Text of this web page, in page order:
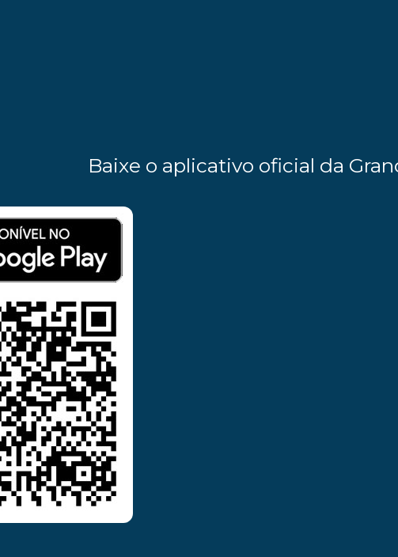
Baixe o aplicativo oficial da